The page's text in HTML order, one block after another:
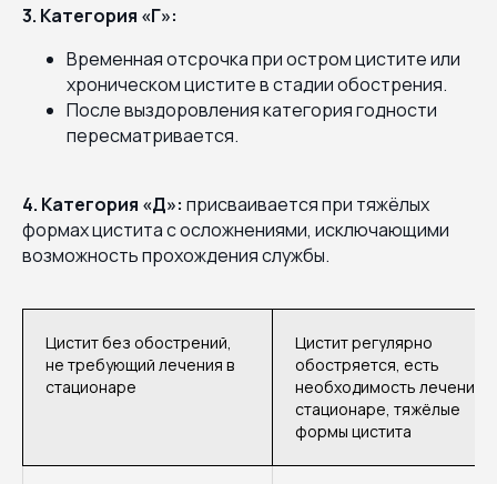
3. Категория «Г»:
Временная отсрочка при остром цистите или
хроническом цистите в стадии обострения.
После выздоровления категория годности
пересматривается.
4. Категория «Д»: присваивается при тяжёлых
формах цистита с осложнениями, исключающими
возможность прохождения службы.
Цистит без обострений,
не требующий лечения в
стационаре
Цистит регулярно
обостряется, есть
необходимость лечения в
стационаре, тяжёлые
формы цистита